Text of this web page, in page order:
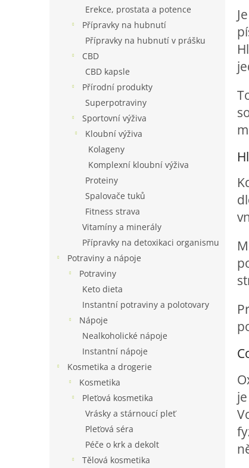
Erekce, prostata a potence
Přípravky na hubnutí
Přípravky na hubnutí v prášku
CBD
CBD kapsle
Přírodní produkty
Superpotraviny
Sportovní výživa
Kloubní výživa
Kolageny
Komplexní kloubní výživa
Proteiny
Spalovače tuků
Fitness strava
Vitamíny a minerály
Přípravky na detoxikaci organismu
Potraviny a nápoje
Potraviny
Keto dieta
Instantní potraviny a polotovary
Nápoje
Nealkoholické nápoje
Instantní nápoje
Kosmetika a drogerie
Kosmetika
Pleťová kosmetika
Vrásky a stárnoucí pleť
Pleťová séra
Péče o krk a dekolt
Tělová kosmetika